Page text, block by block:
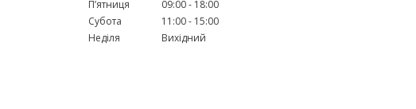
Пʼятниця
09:00
18:00
Субота
11:00
15:00
Неділя
Вихідний